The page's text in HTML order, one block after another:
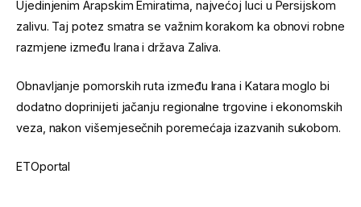
Ujedinjenim Arapskim Emiratima, najvećoj luci u Persijskom
zalivu. Taj potez smatra se važnim korakom ka obnovi robne
razmjene između Irana i država Zaliva.
Obnavljanje pomorskih ruta između Irana i Katara moglo bi
dodatno doprinijeti jačanju regionalne trgovine i ekonomskih
veza, nakon višemjesečnih poremećaja izazvanih sukobom.
ETOportal